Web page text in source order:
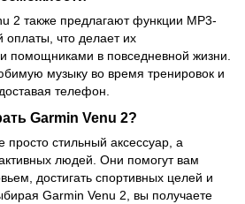
2 также предлагают функции MP3-
оплаты, что делает их
помощниками в повседневной жизни.
музыку во время тренировок и
телефон.
Garmin Venu 2?
просто стильный аксессуар, а
людей. Они помогут вам
достигать спортивных целей и
Garmin Venu 2, вы получаете